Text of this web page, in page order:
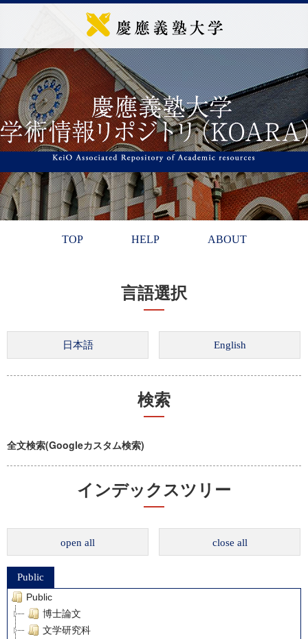
TOP HELP ABOUT
言語選択
検索
全文検索(Googleカスタム検索)
インデックスツリー
open all close all
Public
Public
博士論文
文学研究科